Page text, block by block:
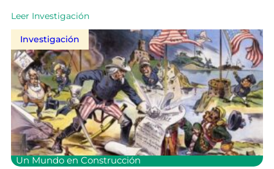
Leer Investigación
Investigación
Un Mundo en Construcción